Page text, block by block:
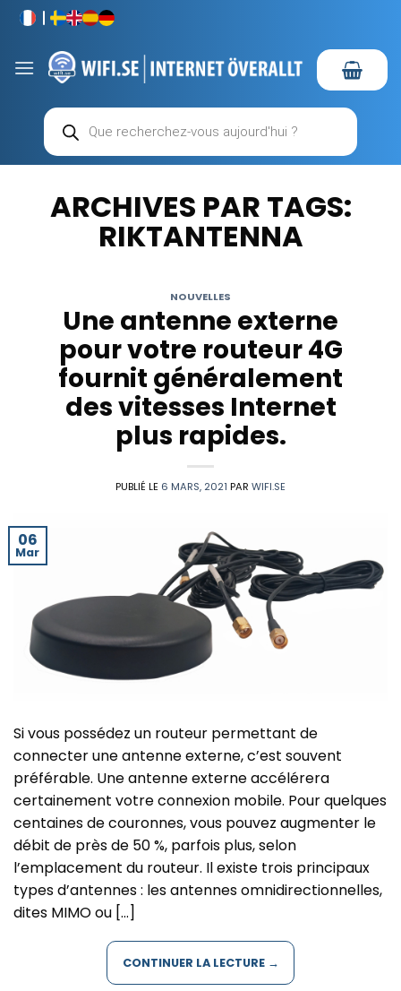
Passer
contenu
Recherche
de
produits
ARCHIVES PAR TAGS:
RIKTANTENNA
NOUVELLES
Une antenne externe
pour votre routeur 4G
fournit généralement
des vitesses Internet
plus rapides.
PUBLIÉ LE 6 MARS, 2021 PAR WIFI.SE
06
Mar
Si vous possédez un routeur permettant de
connecter une antenne externe, c’est souvent
préférable. Une antenne externe accélérera
certainement votre connexion mobile. Pour quelques
centaines de couronnes, vous pouvez augmenter le
débit de près de 50 %, parfois plus, selon
l’emplacement du routeur. Il existe trois principaux
types d’antennes : les antennes omnidirectionnelles,
dites MIMO ou […]
CONTINUER LA LECTURE →